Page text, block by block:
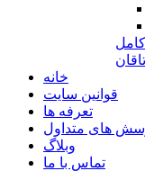
خانه
قوانین سایت
تعرفه ها
های متداول
وبلاگ
تماس با ما